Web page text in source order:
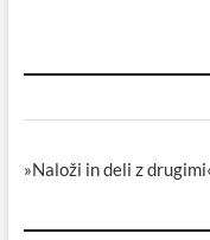
»Naloži in deli z